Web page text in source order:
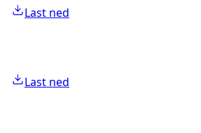
Last ned
Last ned